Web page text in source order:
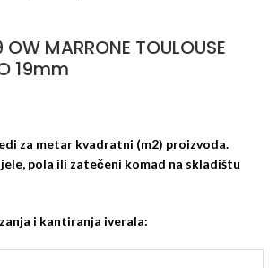
OW MARRONE TOULOUSE
19mm
za metar kvadratni (m2) proizvoda.
pola ili zatečeni komad na skladištu
i kantiranja iverala: